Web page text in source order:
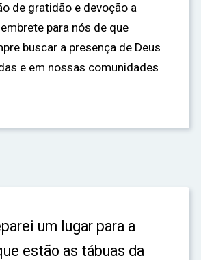
de gratidão e devoção a
para nós de que
buscar a presença de Deus
e em nossas comunidades
um lugar para a
estão as tábuas da